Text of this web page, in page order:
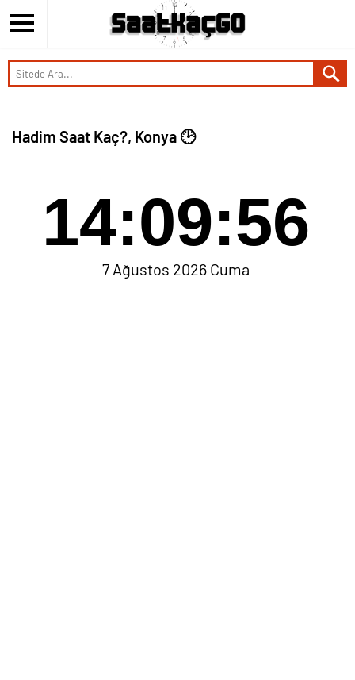
Hadim Saat Kaç?, Konya 🕑
14:09:56
7 Ağustos 2026 Cuma